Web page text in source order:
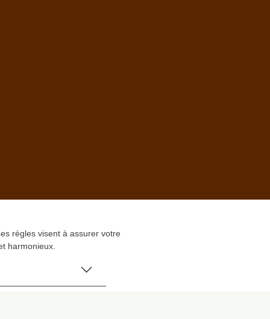
règles visent à assurer votre
harmonieux.